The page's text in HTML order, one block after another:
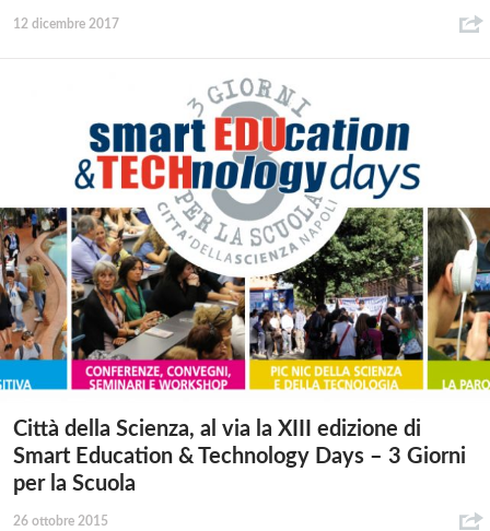
12 dicembre 2017
Città della Scienza, al via la XIII edizione di
Smart Education & Technology Days – 3 Giorni
per la Scuola
26 ottobre 2015